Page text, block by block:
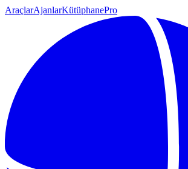
AraçlarAjanlarKütüphanePro